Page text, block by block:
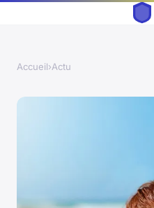
Accueil›Actu